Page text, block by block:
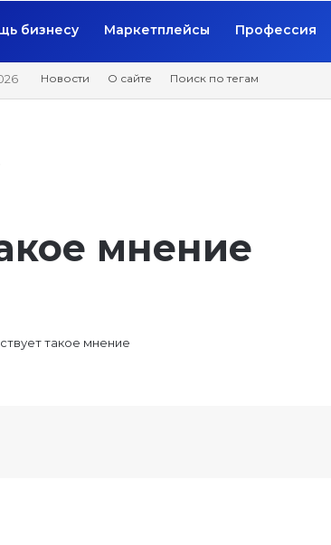
бизнесу Маркетплейсы Профессия
Новости О сайте Поиск по тегам
мнение